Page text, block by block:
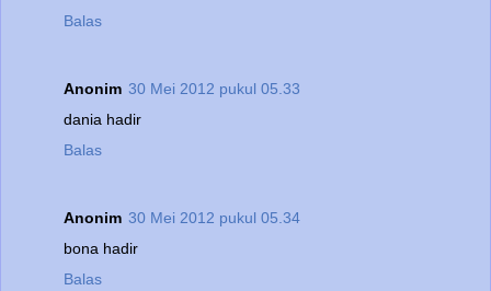
Balas
Anonim 30 Mei 2012 pukul 05.33
dania hadir
Balas
Anonim 30 Mei 2012 pukul 05.34
bona hadir
Balas